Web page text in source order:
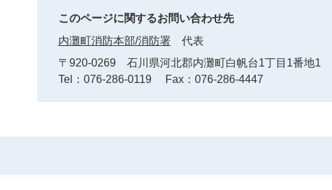
このページに関するお問い合わせ先
内灘町消防本部/消防署
代表
〒920-0269
石川県河北郡内灘町白帆台1丁目1番地1
Tel：076-286-0119
Fax：076-286-4447